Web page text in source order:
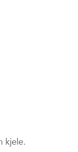
kjele.